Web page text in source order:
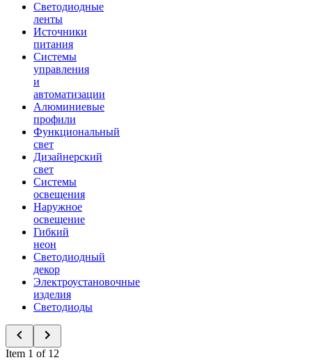
Светодиодные
ленты
Источники
питания
Системы
управления
и
автоматизации
Алюминиевые
профили
Функциональный
свет
Дизайнерский
свет
Системы
освещения
Наружное
освещение
Гибкий
неон
Светодиодный
декор
Электроустановочные
изделия
Светодиоды
Item 1 of 12